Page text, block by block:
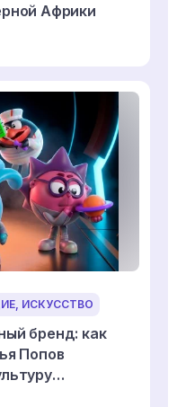
Африки
ИСКУССТВО
бренд: как
Попов